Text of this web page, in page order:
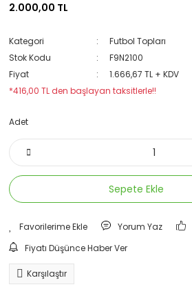
2.000,00 TL
Kategori
Futbol Topları
Stok Kodu
F9N2100
Fiyat
1.666,67 TL + KDV
*416,00 TL den başlayan taksitlerle!!
Adet
Sepete Ekle
Yorum Yaz
Fiyatı Düşünce Haber Ver
Karşılaştır